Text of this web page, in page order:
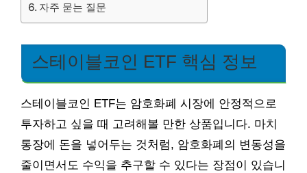
자주 묻는 질문
스테이블코인 ETF 핵심 정보
스테이블코인 ETF는 암호화폐 시장에 안정적으로
투자하고 싶을 때 고려해볼 만한 상품입니다. 마치
통장에 돈을 넣어두는 것처럼, 암호화폐의 변동성을
줄이면서도 수익을 추구할 수 있다는 장점이 있습니